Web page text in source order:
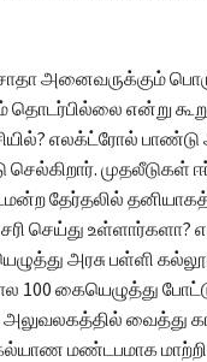
அனைவருக்கும்
தொடர்பில்லை என்று
எலக்ட்ரோல் பாண்டு
செல்கிறார். முதலீடுகள்
தேர்தலில்
செய்து உள்ளார்களா?
அரசு பள்ளி
100 கையெழுத்து
அலுவலகத்தில் வைத்து
மண்டபமாக மாற்றி